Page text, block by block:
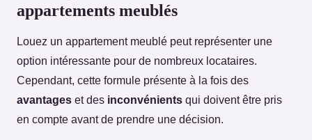
appartements meublés
Louez un appartement meublé peut représenter une
option intéressante pour de nombreux locataires.
Cependant, cette formule présente à la fois des
avantages et des inconvénients qui doivent être pris
en compte avant de prendre une décision.